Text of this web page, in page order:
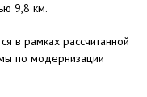
9,8 км.
в рамках рассчитанной
по модернизации